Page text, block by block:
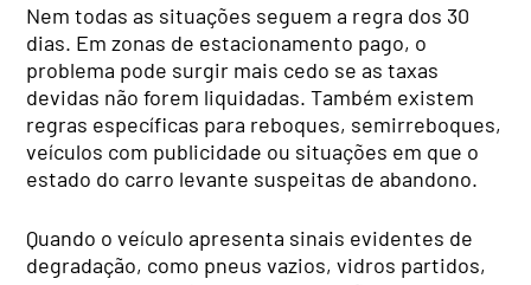
Nem todas as situações seguem a regra dos 30
dias. Em zonas de estacionamento pago, o
problema pode surgir mais cedo se as taxas
devidas não forem liquidadas. Também existem
regras específicas para reboques, semirreboques,
veículos com publicidade ou situações em que o
estado do carro levante suspeitas de abandono.
Quando o veículo apresenta sinais evidentes de
degradação, como pneus vazios, vidros partidos,